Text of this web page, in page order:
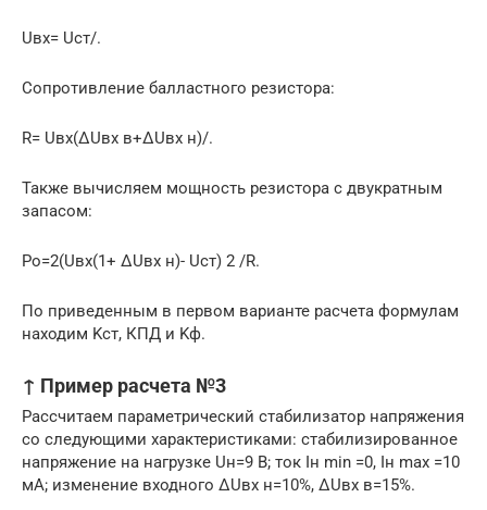
Uвх= Uст/.
Сопротивление балластного резистора:
R= Uвх(ΔUвх в+ΔUвх н)/.
Также вычисляем мощность резистора с двукратным
запасом:
Po=2(Uвх(1+ ΔUвх н)- Uст) 2 /R.
По приведенным в первом варианте расчета формулам
находим Kст, КПД и Kф.
↑ Пример расчета №3
Рассчитаем параметрический стабилизатор напряжения
со следующими характеристиками: стабилизированное
напряжение на нагрузке Uн=9 В; ток Iн min =0, Iн max =10
мА; изменение входного ΔUвх н=10%, ΔUвх в=15%.